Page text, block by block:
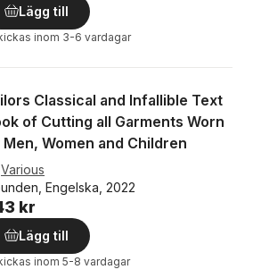
Lägg till
inom 3-6 vardagar
Classical and Infallible Text
of Cutting all Garments Worn
Men, Women and Children
Various
Engelska, 2022
kr
Lägg till
inom 5-8 vardagar